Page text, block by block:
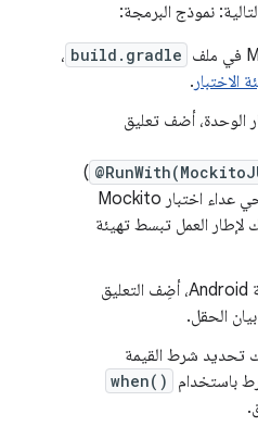
build.gradle ،
الاختبار .
الوحدة، أضف تعليق
)
يوضح هذا التعليق التوضيحي عداء اختبار Mockito
العمل تبسط تهيئة
لإنشاء كائن وهمي لاعتمادية Android، أضِف التعليق
الحقل.
تحديد شرط القيمة
باستخدام
when()